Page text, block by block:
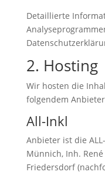
Detaillierte
2. Hosting
Wir hosten die
folgendem
All-Inkl
Anbieter ist die
Münnich, Inh.
Friedersdorf